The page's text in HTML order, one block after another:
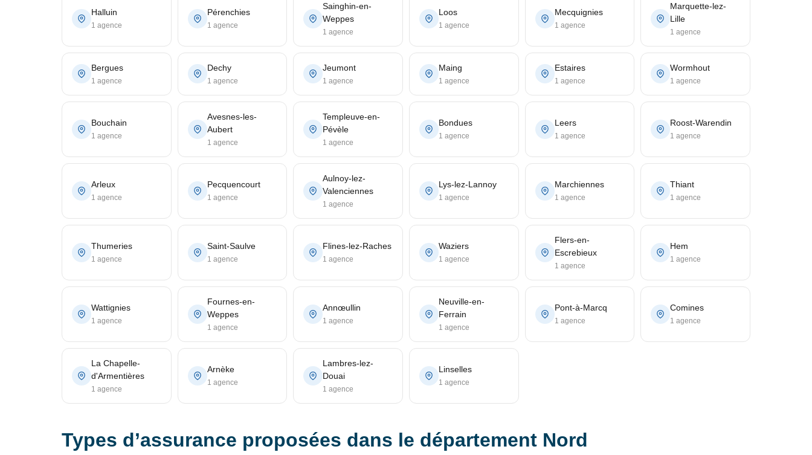
Halluin
1 agence
Pérenchies
1 agence
Sainghin-en-
Weppes
1 agence
Loos
1 agence
Mecquignies
1 agence
Marquette-lez-
Lille
1 agence
Bergues
1 agence
Dechy
1 agence
Jeumont
1 agence
Maing
1 agence
Estaires
1 agence
Wormhout
1 agence
Bouchain
1 agence
Avesnes-les-
Aubert
1 agence
Templeuve-en-
Pévèle
1 agence
Bondues
1 agence
Leers
1 agence
Roost-Warendin
1 agence
Arleux
1 agence
Pecquencourt
1 agence
Aulnoy-lez-
Valenciennes
1 agence
Lys-lez-Lannoy
1 agence
Marchiennes
1 agence
Thiant
1 agence
Thumeries
1 agence
Saint-Saulve
1 agence
Flines-lez-Raches
1 agence
Waziers
1 agence
Flers-en-
Escrebieux
1 agence
Hem
1 agence
Wattignies
1 agence
Fournes-en-
Weppes
1 agence
Annœullin
1 agence
Neuville-en-
Ferrain
1 agence
Pont-à-Marcq
1 agence
Comines
1 agence
La Chapelle-
d'Armentières
1 agence
Arnèke
1 agence
Lambres-lez-
Douai
1 agence
Linselles
1 agence
Types d’assurance proposées dans le département Nord